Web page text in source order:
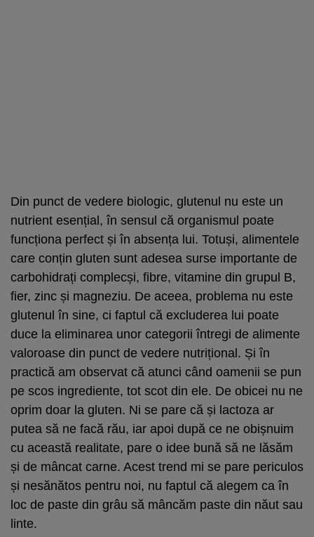
Din punct de vedere biologic, glutenul nu este un
nutrient esențial, în sensul că organismul poate
funcționa perfect și în absența lui. Totuși, alimentele
care conțin gluten sunt adesea surse importante de
carbohidrați complecși, fibre, vitamine din grupul B,
fier, zinc și magneziu. De aceea, problema nu este
glutenul în sine, ci faptul că excluderea lui poate
duce la eliminarea unor categorii întregi de alimente
valoroase din punct de vedere nutrițional. Și în
practică am observat că atunci când oamenii se pun
pe scos ingrediente, tot scot din ele. De obicei nu ne
oprim doar la gluten. Ni se pare că și lactoza ar
putea să ne facă rău, iar apoi după ce ne obișnuim
cu această realitate, pare o idee bună să ne lăsăm
și de mâncat carne. Acest trend mi se pare periculos
și nesănătos pentru noi, nu faptul că alegem ca în
loc de paste din grâu să mâncăm paste din năut sau
linte.